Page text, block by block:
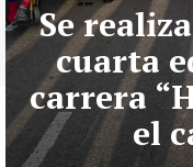
Se
cuarta
carrera
el